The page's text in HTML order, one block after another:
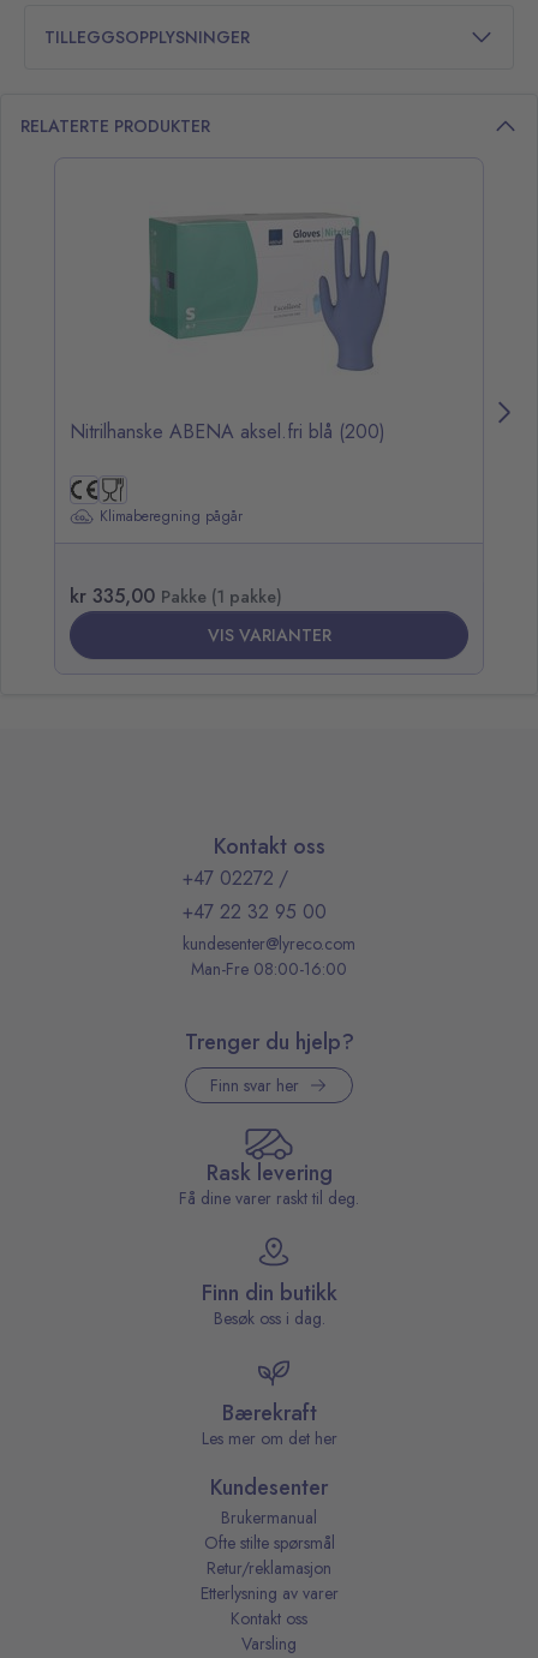
TILLEGGSOPPLYSNINGER
RELATERTE PRODUKTER
Nitrilhanske ABENA aksel.fri blå (200)
Klimaberegning pågår
kr 335,00 Pakke (1 pakke)
VIS VARIANTER
Kontakt oss
+47 02272 /
+47 22 32 95 00
kundesenter@lyreco.com
Man-Fre 08:00-16:00
Trenger du hjelp?
Finn svar her
Rask levering
Få dine varer raskt til deg.
Finn din butikk
Besøk oss i dag.
Bærekraft
Les mer om det her
Kundesenter
Brukermanual
Ofte stilte spørsmål
Retur/reklamasjon
Etterlysning av varer
Kontakt oss
Varsling